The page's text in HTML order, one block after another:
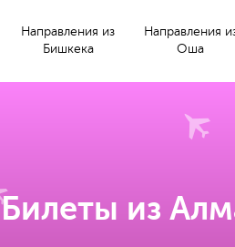
Направления из
Бишкека
Направления
Оша
Билеты из